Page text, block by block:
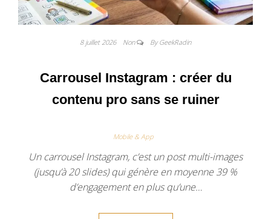
8 juillet 2026 Non By GeekRadin
Carrousel Instagram : créer du
contenu pro sans se ruiner
Mobile & App
Un carrousel Instagram, c’est un post multi-images
(jusqu’à 20 slides) qui génère en moyenne 39 %
d’engagement en plus qu’une…